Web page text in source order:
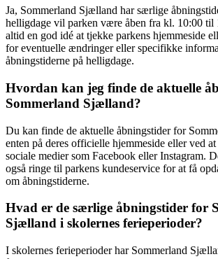
Ja, Sommerland Sjælland har særlige
helligdage vil parken være åben fra kl. 10:00 til
altid en god idé at tjekke parkens hjemmeside
for eventuelle ændringer eller specifikke
åbningstiderne på helligdage.
Hvordan kan jeg finde de aktuelle
Sommerland Sjælland?
Du kan finde de aktuelle åbningstider for
enten på deres officielle hjemmeside eller ved
sociale medier som Facebook eller Instagram.
også ringe til parkens kundeservice for at få
om åbningstiderne.
Hvad er de særlige åbningstider for
Sjælland i skolernes ferieperioder?
I skolernes ferieperioder har Sommerland